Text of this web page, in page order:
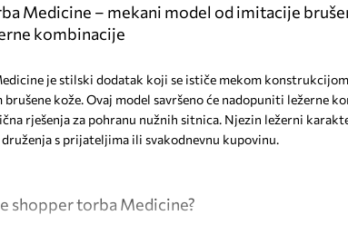
Medicine – mekani model od imitacije
kombinacije
je stilski dodatak koji se ističe mekom
kože. Ovaj model savršeno će nadopuniti ležerne
rješenja za pohranu nužnih sitnica. Njezin ležerni
s prijateljima ili svakodnevnu kupovinu.
shopper torba Medicine?